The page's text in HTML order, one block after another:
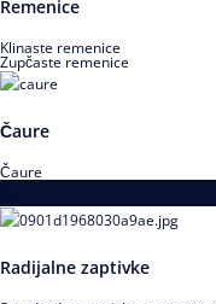
Remenice
Klinaste remenice
Zupčaste remenice
Čaure
Čaure
Radijalne zaptivke